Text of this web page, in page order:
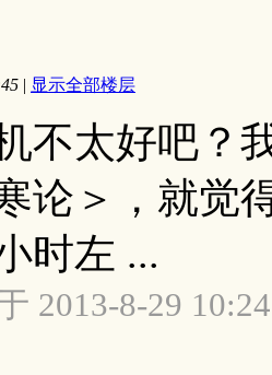
| 显示全部楼层
不太好吧？
论＞，就觉
时左 ...
2013-8-29 10:24